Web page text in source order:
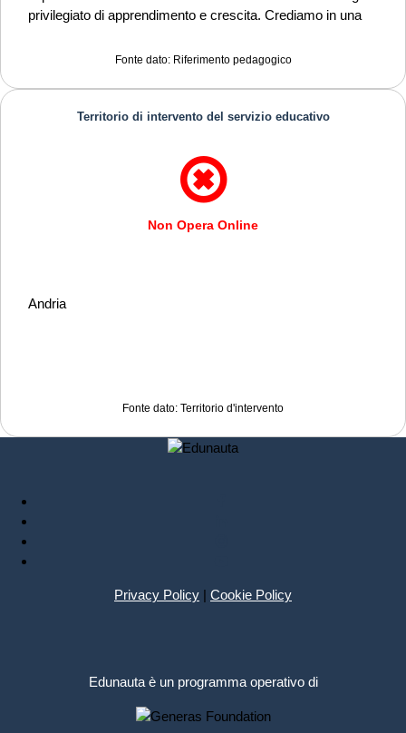
privilegiato di apprendimento e crescita. Crediamo in una
individuo e promuove l’educazione come percorso
insieme significato, competenze e consapevolezza. Le
nostre attività si ispirano a modelli educativi attivi, basati
informale e sull’interazione tra generazioni. L’educatore ha
un ruolo di accompagnamento e facilitazione, mentre la
famiglia è coinvolta in modo integrato nel percorso
ultima del nostro intervento è favorire l’inclusione sociale, il
Fonte dato: Riferimento pedagogico
Territorio di intervento del servizio educativo
Non Opera Online
Andria
Fonte dato: Territorio d'intervento
Privacy Policy | Cookie Policy
Edunauta è un programma operativo di